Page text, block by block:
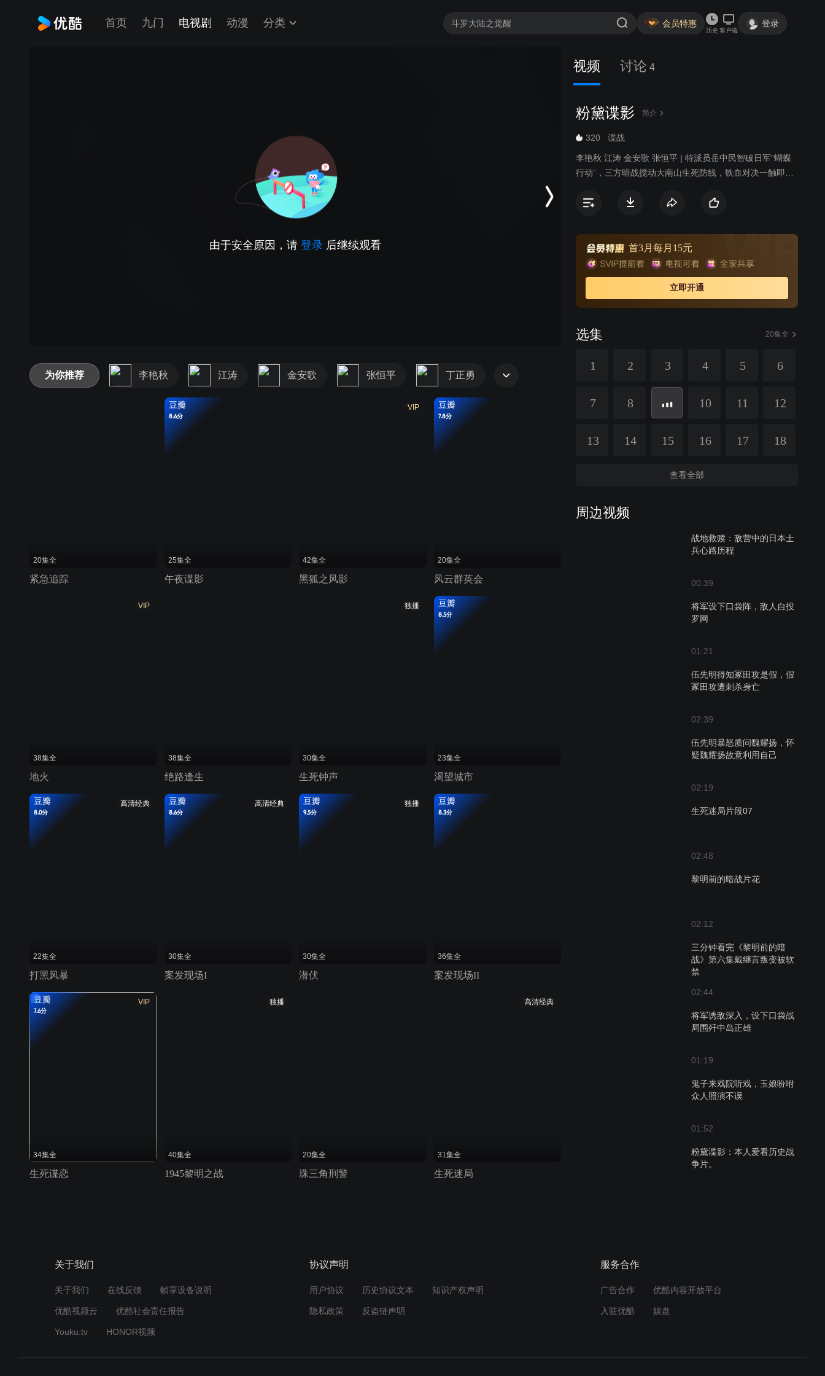
首页 九门 电视剧 动漫 分类 会员特惠
历史 客户端
登录
由于安全原因，请 登录 后继续观看
视频 讨论 4
粉黛谍影 简介
320 谍战
李艳秋 江涛 金安歌 张恒平 | 特派员岳中民智破日军“蝴蝶
行动”，三方暗战搅动大南山生死防线，铁血对决一触即
首3月每月15元
立即开通
选集 20集全
1 2 3 4 5 6
7 8 10 11 12
13 14 15 16 17 18
查看全部
周边视频
战地救赎：敌营中的日本士
兵心路历程
00:39
将军设下口袋阵，敌人自投
罗网
01:21
伍先明得知冢田攻是假，假
冢田攻遭刺杀身亡
02:39
伍先明暴怒质问魏耀扬，怀
疑魏耀扬故意利用自己
02:19
生死迷局片段07
02:48
黎明前的暗战片花
02:12
三分钟看完《黎明前的暗
战》第六集戴继言叛变被软
禁
02:44
将军诱敌深入，设下口袋战
局围歼中岛正雄
01:19
鬼子来戏院听戏，玉娘吩咐
众人照演不误
01:52
粉黛谍影：本人爱看历史战
争片。
粉黛谍影：本人爱看历史战
粉黛谍影：谁知道什么电视
为你推荐 李艳秋 江涛 金安歌 张恒平 丁正勇
20集全
紧急追踪
豆瓣
8.6分
25集全
午夜谍影
VIP
42集全
黑狐之风影
豆瓣
7.8分
20集全
风云群英会
VIP
38集全
地火
38集全
绝路逢生
独播
30集全
生死钟声
豆瓣
8.5分
23集全
渴望城市
高清经典
豆瓣
8.0分
22集全
打黑风暴
高清经典
豆瓣
8.6分
30集全
案发现场I
独播
豆瓣
9.5分
30集全
潜伏
豆瓣
8.3分
36集全
案发现场II
VIP
豆瓣
7.6分
34集全
生死谍恋
独播
40集全
1945黎明之战
20集全
珠三角刑警
高清经典
31集全
生死迷局
关于我们
关于我们 在线反馈 帧享设备说明
优酷视频云 优酷社会责任报告
Youku.tv HONOR视频
协议声明
用户协议 历史协议文本 知识产权声明
隐私政策 反盗链声明
服务合作
广告合作 优酷内容开放平台
入驻优酷 娱盘